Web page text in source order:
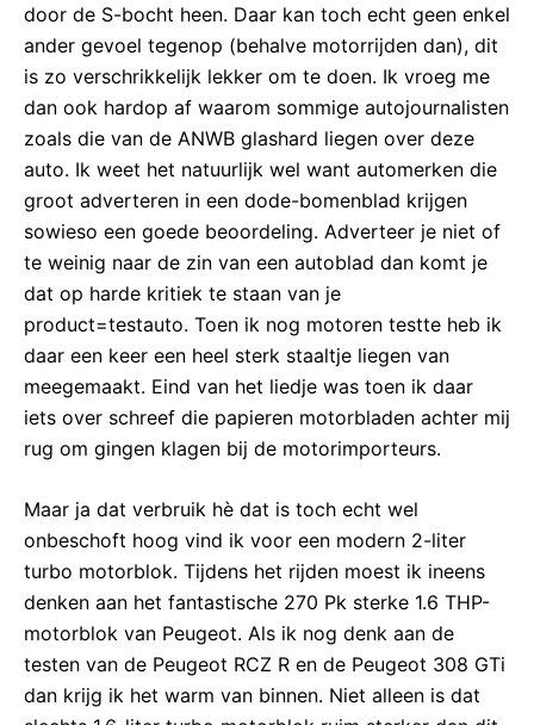
door de S-bocht heen. Daar kan toch echt geen enkel
ander gevoel tegenop (behalve motorrijden dan), dit
is zo verschrikkelijk lekker om te doen. Ik vroeg me
dan ook hardop af waarom sommige autojournalisten
zoals die van de ANWB glashard liegen over deze
auto. Ik weet het natuurlijk wel want automerken die
groot adverteren in een dode-bomenblad krijgen
sowieso een goede beoordeling. Adverteer je niet of
te weinig naar de zin van een autoblad dan komt je
dat op harde kritiek te staan van je
product=testauto. Toen ik nog motoren testte heb ik
daar een keer een heel sterk staaltje liegen van
meegemaakt. Eind van het liedje was toen ik daar
iets over schreef die papieren motorbladen achter mij
rug om gingen klagen bij de motorimporteurs.
Maar ja dat verbruik hè dat is toch echt wel
onbeschoft hoog vind ik voor een modern 2-liter
turbo motorblok. Tijdens het rijden moest ik ineens
denken aan het fantastische 270 Pk sterke 1.6 THP-
motorblok van Peugeot. Als ik nog denk aan de
testen van de Peugeot RCZ R en de Peugeot 308 GTi
dan krijg ik het warm van binnen. Niet alleen is dat